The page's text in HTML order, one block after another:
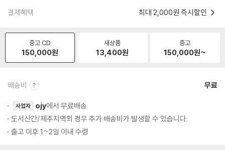
결제혜택 최대 2,000원 즉시할인
중고 CD
150,000원
새상품
13,400원
중고
150,000원~
배송비 무료
사업자 ojy에서 무료배송
도서산간/제주지역의 경우 추가 배송비가 발생할 수 있습니다.
출고 이후 1~2일 이내 수령